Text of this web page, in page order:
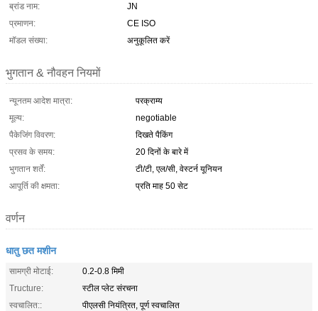
ब्रांड नाम:
JN
प्रमाणन:
CE ISO
मॉडल संख्या:
अनुकूलित करें
भुगतान & नौवहन नियमों
न्यूनतम आदेश मात्रा:
परक्राम्य
मूल्य:
negotiable
पैकेजिंग विवरण:
दिखते पैकिंग
प्रसव के समय:
20 दिनों के बारे में
भुगतान शर्तें:
टी/टी, एल/सी, वेस्टर्न यूनियन
आपूर्ति की क्षमता:
प्रति माह 50 सेट
वर्णन
धातु छत मशीन
सामग्री मोटाई:
0.2-0.8 मिमी
Tructure:
स्टील प्लेट संरचना
स्वचालित::
पीएलसी नियंत्रित, पूर्ण स्वचालित